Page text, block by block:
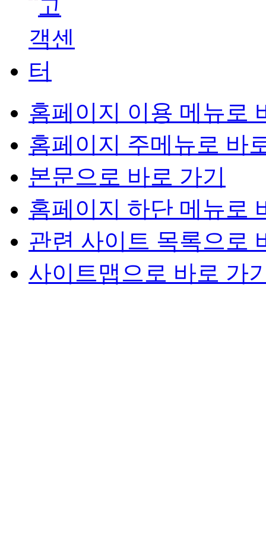
홈페이지 이용 메뉴로
홈페이지 주메뉴로 바
본문으로 바로 가기
홈페이지 하단 메뉴로
관련 사이트 목록으로
사이트맵으로 바로 가